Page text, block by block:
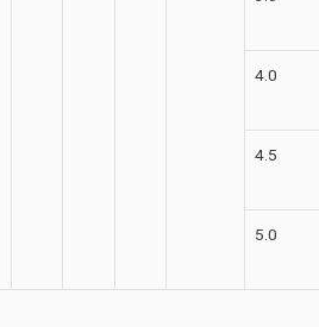
4.0
4.5
5.0